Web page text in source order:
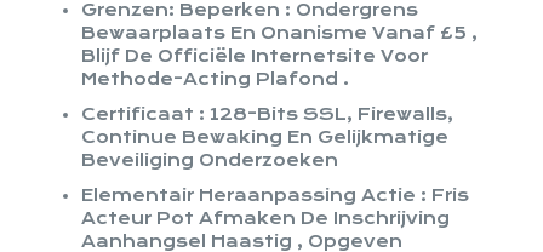
Grenzen: Beperken : Ondergrens
Bewaarplaats En Onanisme Vanaf £5 ,
Blijf De Officiële Internetsite Voor
Methode-Acting Plafond .
Certificaat : 128-Bits SSL, Firewalls,
Continue Bewaking En Gelijkmatige
Beveiliging Onderzoeken
Elementair Heraanpassing Actie : Fris
Acteur Pot Afmaken De Inschrijving
Aanhangsel Haastig , Opgeven